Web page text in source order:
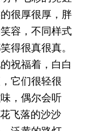
很厚很厚，胖
容，不同样式
得很真很真。
祝福着，白白
它们很轻很
，偶尔会听
飞落的沙沙